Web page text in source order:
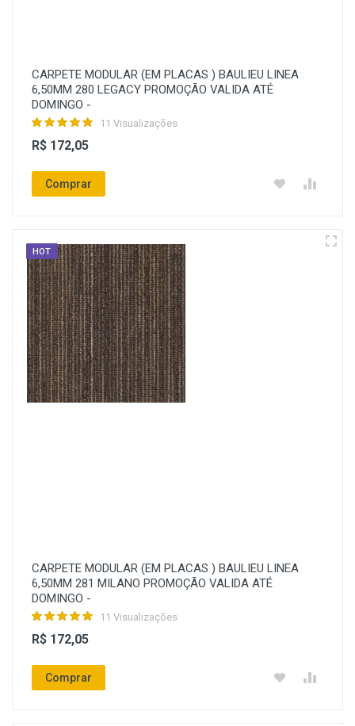
CARPETE MODULAR (EM PLACAS ) BAULIEU LINEA
6,50MM 280 LEGACY PROMOÇÃO VALIDA ATÉ
DOMINGO -
11 Visualizações
R$ 172,05
Comprar
HOT
CARPETE MODULAR (EM PLACAS ) BAULIEU LINEA
6,50MM 281 MILANO PROMOÇÃO VALIDA ATÉ
DOMINGO -
11 Visualizações
R$ 172,05
Comprar